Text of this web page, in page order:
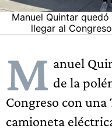
Manuel Quintar
llegar al
M anuel
de la
Congreso con
camioneta